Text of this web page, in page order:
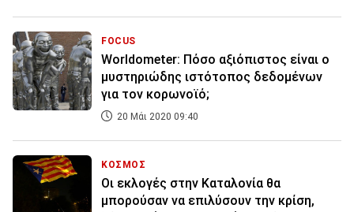
FOCUS
Worldometer: Πόσο αξιόπιστος είναι ο
μυστηριώδης ιστότοπος δεδομένων
για τον κορωνοϊό;
20 Μάι 2020 09:40
ΚΟΣΜΟΣ
Οι εκλογές στην Καταλονία θα
μπορούσαν να επιλύσουν την κρίση,